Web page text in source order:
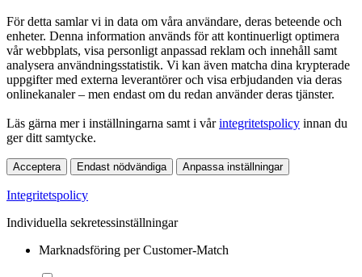
För detta samlar vi in data om våra användare, deras beteende och
enheter. Denna information används för att kontinuerligt optimera
vår webbplats, visa personligt anpassad reklam och innehåll samt
analysera användningsstatistik. Vi kan även matcha dina krypterade
uppgifter med externa leverantörer och visa erbjudanden via deras
onlinekanaler – men endast om du redan använder deras tjänster.
Läs gärna mer i inställningarna samt i vårintegritetspolicy innan du
ger ditt samtycke.
Acceptera Endast nödvändiga Anpassa inställningar
Integritetspolicy
Individuella sekretessinställningar
Marknadsföring per Customer-Match